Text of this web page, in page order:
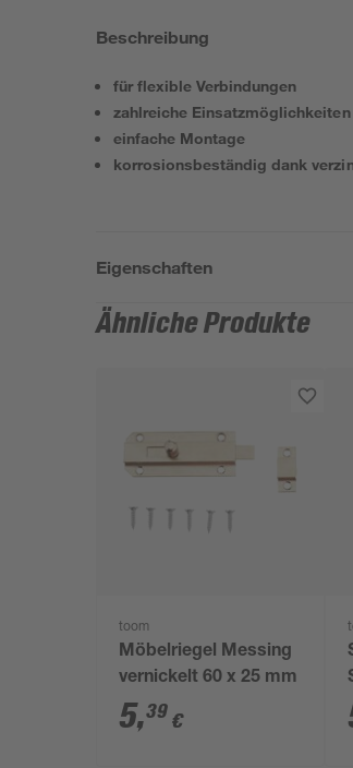
Beschreibung
für flexible Verbindungen
zahlreiche Einsatzmöglichkeiten
einfache Montage
korrosionsbeständig dank
Eigenschaften
Ähnliche Produkte
toom
Möbelriegel Messing
vernickelt 60 x 25 mm
5,39 €